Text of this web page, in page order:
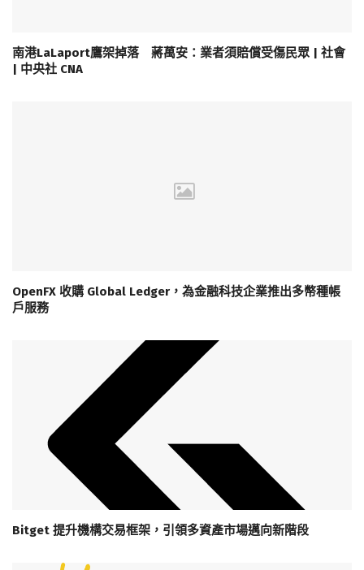
南港LaLaport鷹架掉落 蔣萬安：業者須賠償受傷民眾 | 社會
| 中央社 CNA
OpenFX 收購 Global Ledger，為金融科技企業推出多幣種帳
戶服務
Bitget 提升機構交易框架，引領多資產市場邁向新階段